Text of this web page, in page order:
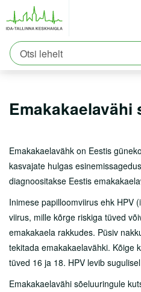
est
Erakorraline abi
Tervisekool
Vastutuskindlustus
Viirushaiguste info
Vastuvõtule tulemine
Haiglasse tulek
Lähedasele
6661900
Avaleht
Naistehaigustekeskus
Emakakaelavähi
Emakakaelavähk on Eestis
kasvajate hulgas
diagnoositakse Eestis
Inimese papilloomviirus ehk HPV
viirus, mille kõrge riskiga tüved
emakakaela rakkudes. Püsiv
tekitada emakakaelavähki. Kõige
tüved 16 ja 18. HPV levib
Emakakaelavähi sõeluuringule